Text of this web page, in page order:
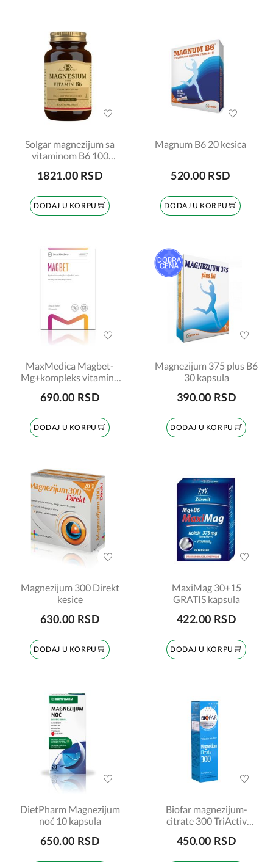
Solgar magnezijum sa
vitaminom B6 100
1821.00 RSD
DODAJ U KORPU
Magnum B6 20 kesica
520.00 RSD
DODAJ U KORPU
MaxMedica Magbet-
Mg+kompleks vitamina
690.00 RSD
DODAJ U KORPU
Magnezijum 375 plus B6
30 kapsula
390.00 RSD
DODAJ U KORPU
Magnezijum 300 Direkt
kesice
630.00 RSD
DODAJ U KORPU
MaxiMag 30+15
GRATIS kapsula
422.00 RSD
DODAJ U KORPU
DietPharm Magnezijum
noć 10 kapsula
650.00 RSD
Biofar magnezijum-
citrate 300 TriActiv
450.00 RSD